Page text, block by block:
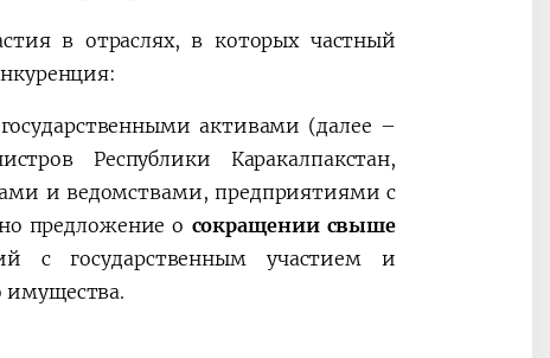
в отраслях, в которых частный
активами (далее –
Республики Каракалпакстан,
и ведомствами, предприятиями с
предложение о сокращении свыше
с государственным участием и
имущества.